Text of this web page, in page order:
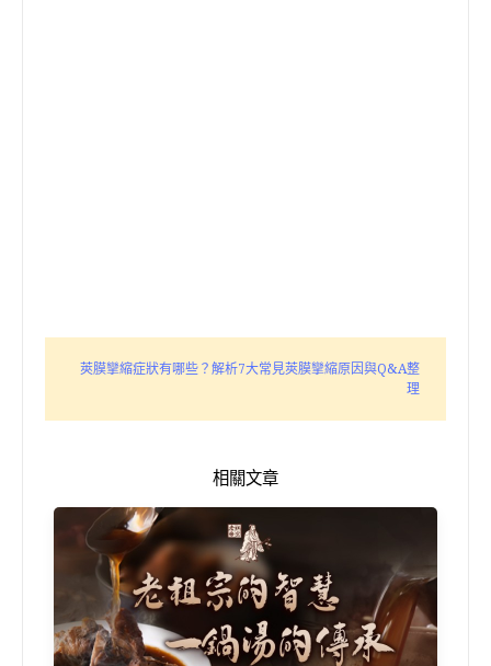
莢膜攣縮症狀有哪些？解析7大常見莢膜攣縮原因與Q&A整
理
相關文章